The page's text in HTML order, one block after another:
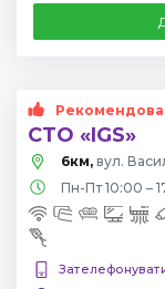
СТО «IGS»
6км, вул.
Пн-Пт 10:00 –